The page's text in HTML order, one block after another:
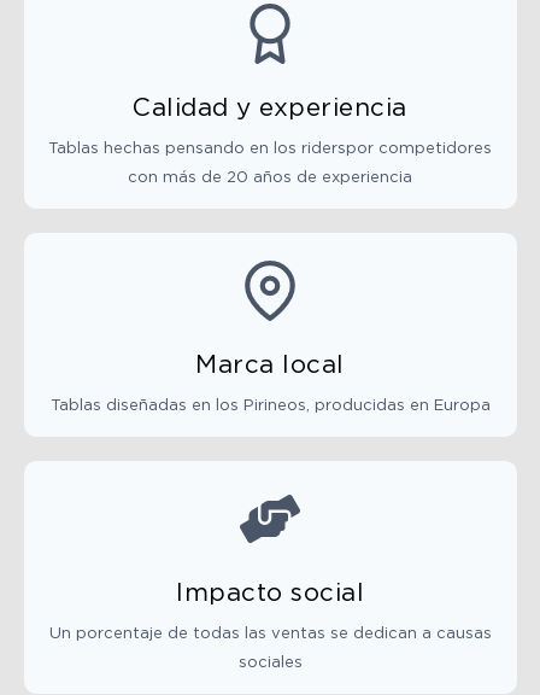
Calidad y experiencia
Tablas hechas pensando en los riderspor competidores
con más de 20 años de experiencia
Marca local
Tablas diseñadas en los Pirineos, producidas en Europa
Impacto social
Un porcentaje de todas las ventas se dedican a causas
sociales